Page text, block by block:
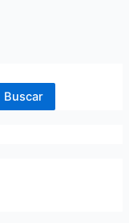
Buscar